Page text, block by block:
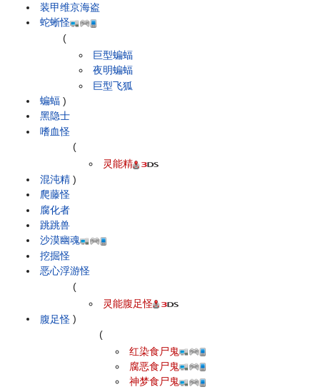
装甲维京海盗
蛇蜥怪
蝙蝠
(
巨型蝙蝠
夜明蝙蝠
巨型飞狐
)
黑隐士
嗜血怪
混沌精
(
灵能精
)
爬藤怪
腐化者
跳跳兽
沙漠幽魂
挖掘怪
恶心浮游怪
腹足怪
(
灵能腹足怪
)
(
红染食尸鬼
腐恶食尸鬼
神梦食尸鬼